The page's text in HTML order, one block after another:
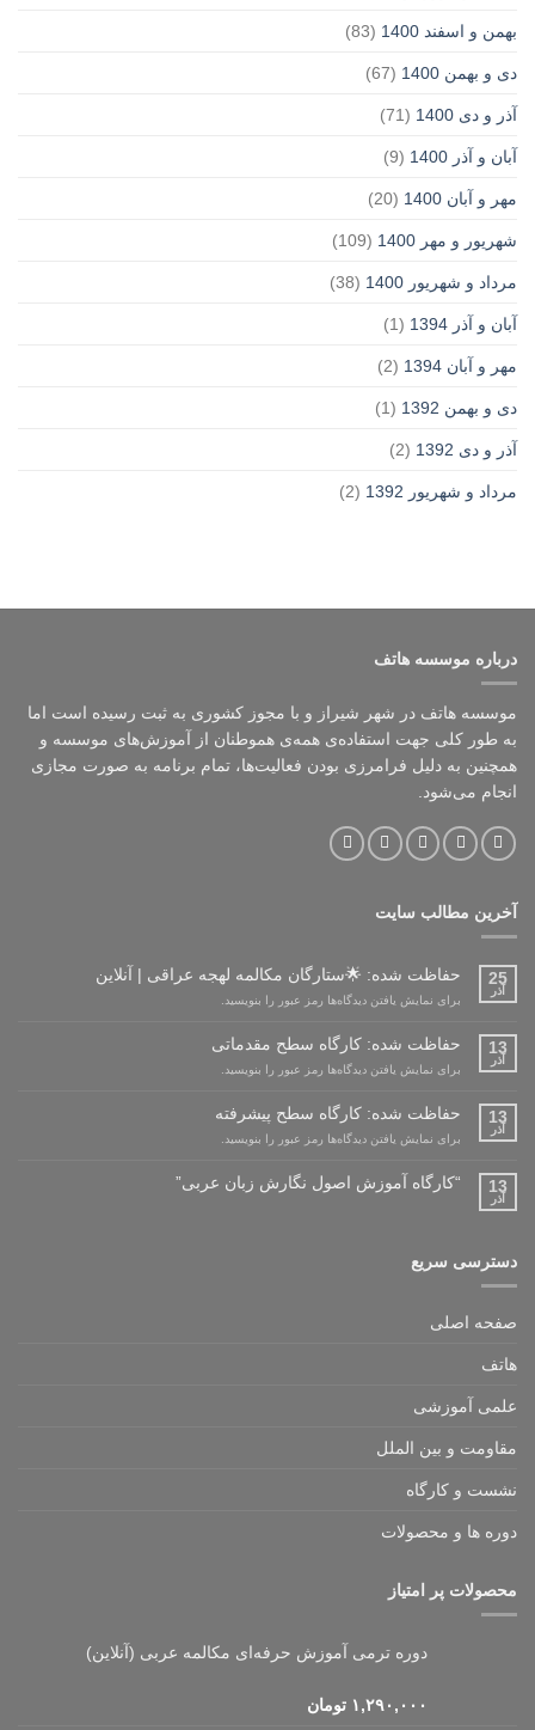
بهمن و اسفند 1400 (83)
دی و بهمن 1400 (67)
آذر و دی 1400 (71)
آبان و آذر 1400 (9)
مهر و آبان 1400 (20)
شهریور و مهر 1400 (109)
مرداد و شهریور 1400 (38)
آبان و آذر 1394 (1)
مهر و آبان 1394 (2)
دی و بهمن 1392 (1)
آذر و دی 1392 (2)
مرداد و شهریور 1392 (2)
درباره موسسه هاتف
موسسه هاتف در شهر شیراز و با مجوز کشوری به ثبت رسیده است اما
به طور کلی جهت استفاده‌ی همه‌ی هموطنان از آموزش‌های موسسه و
همچنین به دلیل فرامرزی بودن فعالیت‌ها، تمام برنامه به صورت مجازی
انجام می‌شود.
آخرین مطالب سایت
25
آذر
حفاظت شده: 🌟ستارگان مکالمه لهجه عراقی | آنلاین
برای نمایش یافتن دیدگاه‌ها رمز عبور را بنویسید.
13
آذر
حفاظت شده: کارگاه سطح مقدماتی
برای نمایش یافتن دیدگاه‌ها رمز عبور را بنویسید.
13
آذر
حفاظت شده: کارگاه سطح پیشرفته
برای نمایش یافتن دیدگاه‌ها رمز عبور را بنویسید.
13
آذر
“کارگاه آموزش اصول نگارش زبان عربی”
دسترسی سریع
صفحه اصلی
هاتف
علمی آموزشی
مقاومت و بین الملل
نشست و کارگاه
دوره ها و محصولات
محصولات پر امتیاز
دوره ترمی آموزش حرفه‌ای مکالمه عربی (آنلاین)
۱,۲۹۰,۰۰۰ تومان